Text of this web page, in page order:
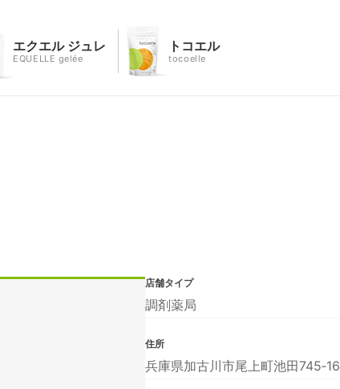
エクエル ジュレ
EQUELLE gelée
トコエル
tocoelle
店舗タイプ
調剤薬局
住所
兵庫県加古川市尾上町池田745‐16